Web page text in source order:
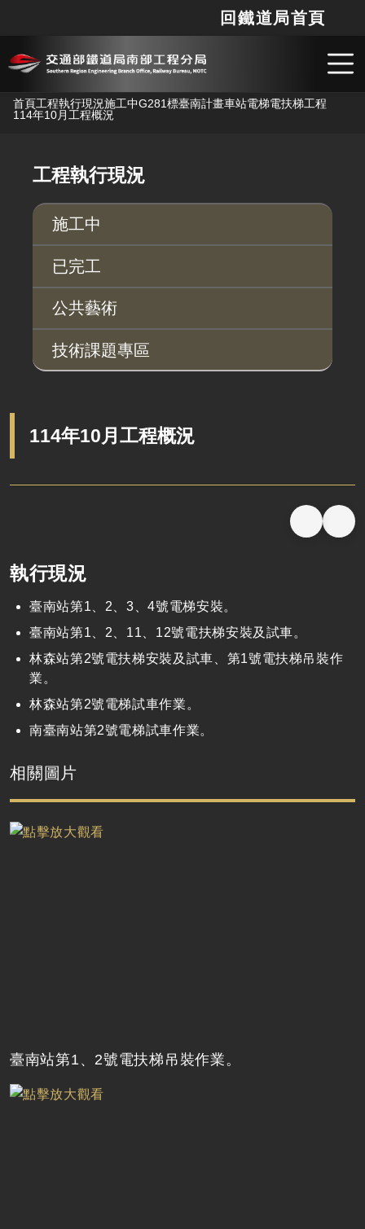
跳到主要內容
回鐵道局首頁
首頁工程執行現況施工中G281標臺南計畫車站電梯電扶梯工程
114年10月工程概況
工程執行現況
施工中
已完工
公共藝術
技術課題專區
114年10月工程概況
執行現況
臺南站第1、2、3、4號電梯安裝。
臺南站第1、2、11、12號電扶梯安裝及試車。
林森站第2號電扶梯安裝及試車、第1號電扶梯吊裝作
業。
林森站第2號電梯試車作業。
南臺南站第2號電梯試車作業。
相關圖片
臺南站第1、2號電扶梯吊裝作業。